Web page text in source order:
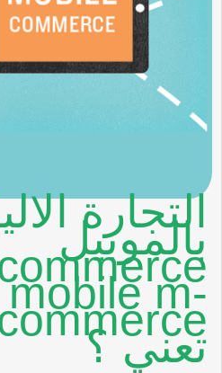
التجارة
بالموبيل
mobile m-
تعني ؟